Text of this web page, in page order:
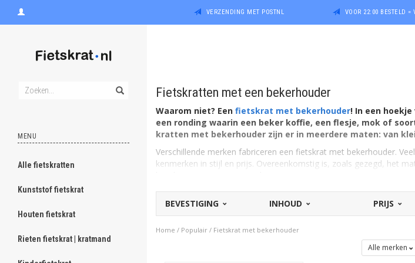
VERZENDING MET POSTNL VOOR 22:00 BESTELD =
MENU
Alle fietskratten
Kunststof fietskrat
Houten fietskrat
Rieten fietskrat | kratmand
Fietskratten met een bekerhouder
Waarom niet? Een fietskrat met bekerhouder! In een
een ronding waarin een beker koffie, een flesje, mok of
kratten met bekerhouder zijn er in meerdere maten: van
Verschillende merken fabriceren een fietskrat met bekerhouder.
kenmerken in stijl en prijs. Overeenkomstig is, zoals gezegd, het
BEVESTIGING INHOUD PRIJS
Home / Populair / Fietskrat met bekerhouder
Alle merken